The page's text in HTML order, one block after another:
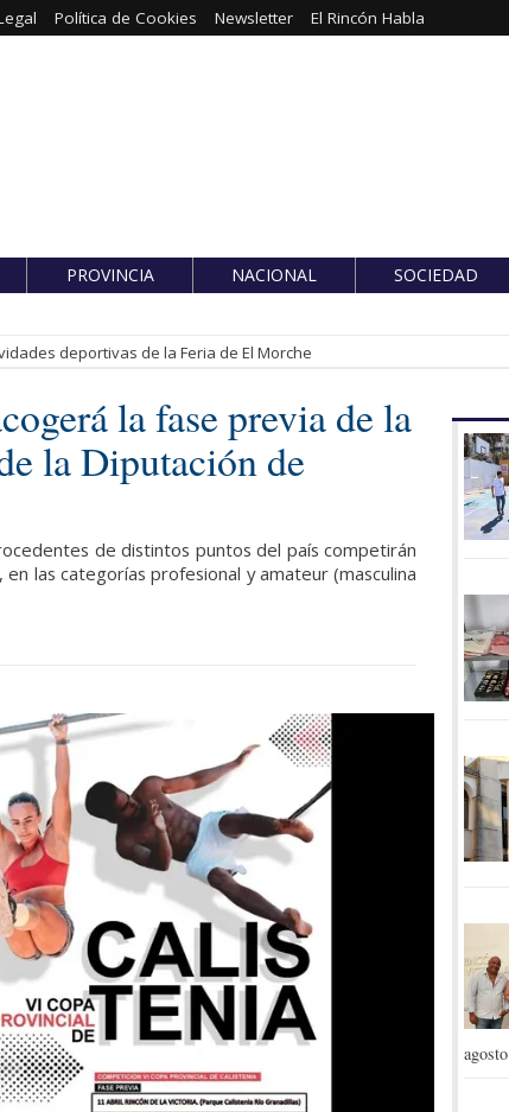
Política de Cookies Newsletter El Rincón Habla
PROVINCIA NACIONAL SOCIEDAD
deportivas de la Feria de El Morche
la fase previa de la
la Diputación de
de distintos puntos del país competirán
las categorías profesional y amateur (masculina
agosto